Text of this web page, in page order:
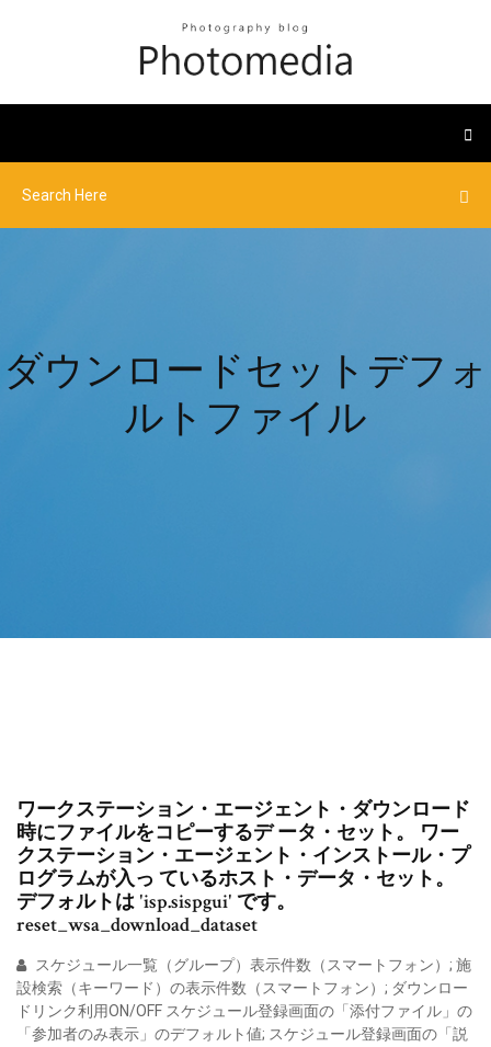
ダウンロードセットデフォ
ルトファイル
ワークステーション・エージェント・ダウンロード
時にファイルをコピーするデ ータ・セット。 ワー
クステーション・エージェント・インストール・プ
ログラムが入っ ているホスト・データ・セット。
デフォルトは 'isp.sispgui' です。
reset_wsa_download_dataset
スケジュール一覧（グループ）表示件数（スマートフォン）; 施
設検索（キーワード）の表示件数（スマートフォン）; ダウンロー
ドリンク利用ON/OFF スケジュール登録画面の「添付ファイル」の
「参加者のみ表示」のデフォルト値; スケジュール登録画面の「説